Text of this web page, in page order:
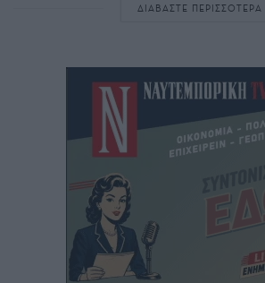
ΔΙΑΒΑΣΤΕ ΠΕΡΙΣΣΟΤΕΡΑ